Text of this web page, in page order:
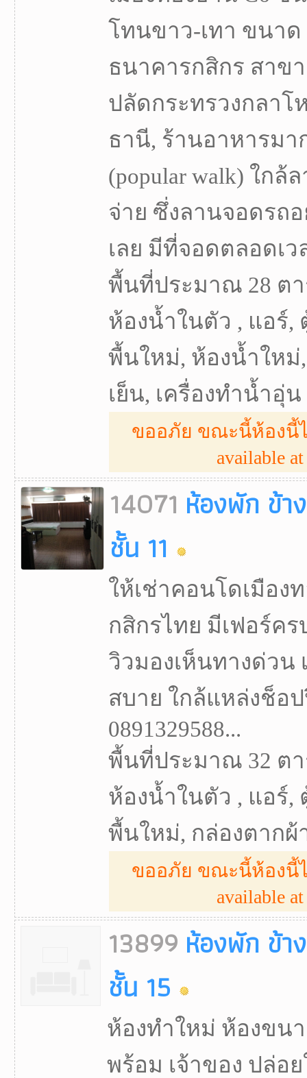
โทนขาว-เทา ขนาด
ธนาคารกสิกร สาข
ปลัดกระทรวงกลาโ
ธานี, ร้านอาหารม
(popular walk) ใก
จ่าย ซึ่งลานจอดรถ
เลย มีที่จอดตลอดเ
พื้นที่ประมาณ 28 ตา
ห้องน้ำในตัว , แอร์,
พื้นใหม่, ห้องน้ำใหม่
เย็น, เครื่องทำน้ำอุ่น
ขออภัย ขณะนี้ห้องนี้ไ
available
14071 ห้องพัก ข้า
ชั้น 11
ให้เช่าคอนโดเมือง
กสิกรไทย มีเฟอร์ค
วิวมองเห็นทางด่วน
สบาย ใกล้แหล่งช็อ
0891329588...
พื้นที่ประมาณ 32 ตา
ห้องน้ำในตัว , แอร์,
พื้นใหม่, กล่องตากผ้
ขออภัย ขณะนี้ห้องนี้ไ
available
13899 ห้องพัก ข้า
ชั้น 15
ห้องทำใหม่ ห้องขน
พร้อม เจ้าของ ปล่อ